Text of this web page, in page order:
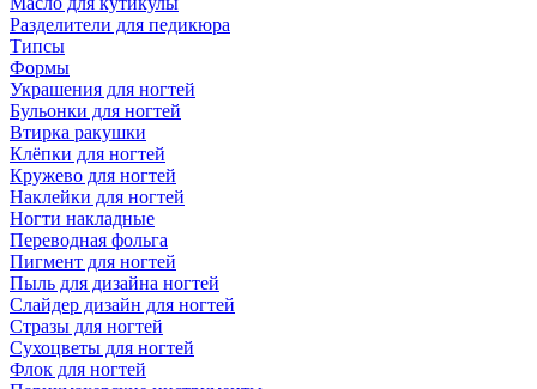
Разделители для педикюра
Типсы
Формы
Украшения для ногтей
Бульонки для ногтей
Втирка ракушки
Клёпки для ногтей
Кружево для ногтей
Наклейки для ногтей
Ногти накладные
Переводная фольга
Пигмент для ногтей
Пыль для дизайна ногтей
Слайдер дизайн для ногтей
Стразы для ногтей
Сухоцветы для ногтей
Флок для ногтей